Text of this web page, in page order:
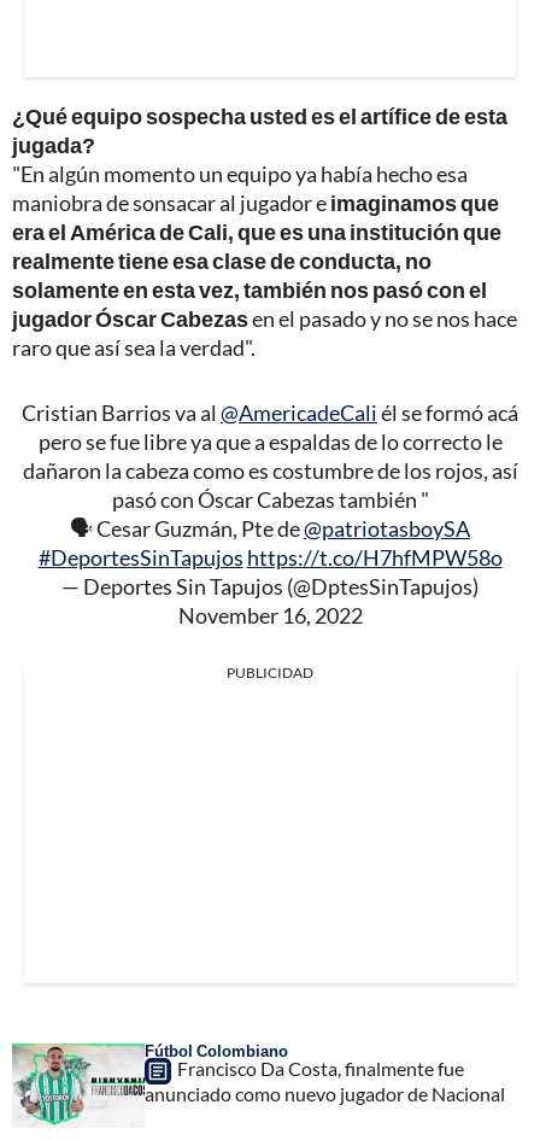
¿Qué equipo sospecha usted es el artífice de esta
jugada?
"En algún momento un equipo ya había hecho esa
maniobra de sonsacar al jugador eimaginamos que
era el América de Cali, que es una institución que
realmente tiene esa clase de conducta, no
solamente en esta vez, también nos pasó con el
jugador Óscar Cabezasen el pasado y no se nos hace
raro que así sea la verdad".
Cristian Barrios va al @AmericadeCaliél se formó acá
pero se fue libre ya que a espaldas de lo correcto le
dañaron la cabeza como es costumbre de los rojos, así
pasó con Óscar Cabezas también "
🗣️ Cesar Guzmán, Pte de@patriotasboySA
#DeportesSinTapujos https://t.co/H7hfMPW58o
— Deportes Sin Tapujos (@DptesSinTapujos)
November 16, 2022
PUBLICIDAD
Fútbol Colombiano
Francisco Da Costa, finalmente fue
anunciado como nuevo jugador de Nacional